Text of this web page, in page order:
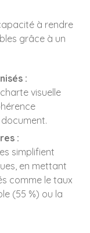
articles
à rendre
grâce à un
:
visuelle
:
simplifient
en mettant
comme le taux
(55 %) ou la